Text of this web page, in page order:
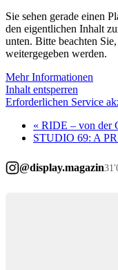
Sie sehen gerade einen
den eigentlichen Inhalt
unten. Bitte beachten
weitergegeben werden.
Mehr Informationen
Inhalt entsperren
Erforderlichen Service
« RIDE – von der
STUDIO 69: A
@display.magazin